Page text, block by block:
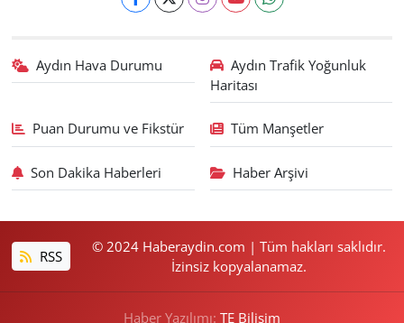
Aydın Hava Durumu
Aydın Trafik Yoğunluk
Haritası
Puan Durumu ve Fikstür Tüm Manşetler
Son Dakika Haberleri Haber Arşivi
RSS
© 2024 Haberaydin.com | Tüm hakları saklıdır.
İzinsiz kopyalanamaz.
Haber Yazılımı: TE Bilişim